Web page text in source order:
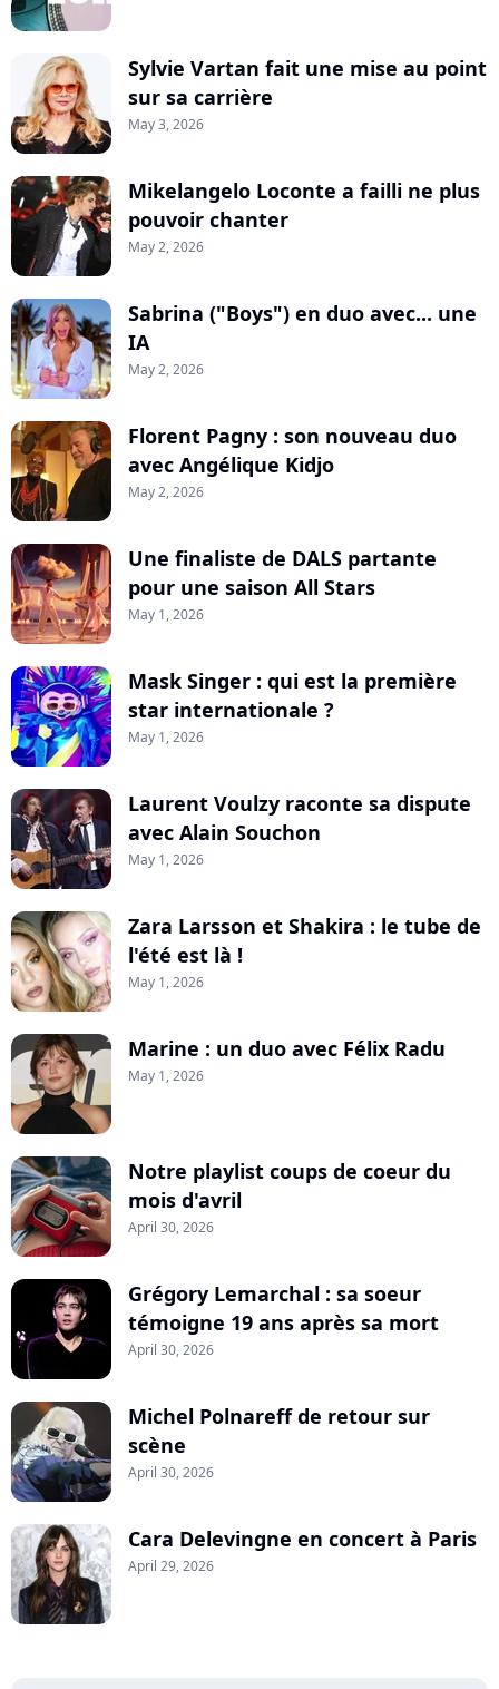
Sylvie Vartan fait une mise au point
sur sa carrière
May 3, 2026
Mikelangelo Loconte a failli ne plus
pouvoir chanter
May 2, 2026
Sabrina ("Boys") en duo avec... une
IA
May 2, 2026
Florent Pagny : son nouveau duo
avec Angélique Kidjo
May 2, 2026
Une finaliste de DALS partante
pour une saison All Stars
May 1, 2026
Mask Singer : qui est la première
star internationale ?
May 1, 2026
Laurent Voulzy raconte sa dispute
avec Alain Souchon
May 1, 2026
Zara Larsson et Shakira : le tube de
l'été est là !
May 1, 2026
Marine : un duo avec Félix Radu
May 1, 2026
Notre playlist coups de coeur du
mois d'avril
April 30, 2026
Grégory Lemarchal : sa soeur
témoigne 19 ans après sa mort
April 30, 2026
Michel Polnareff de retour sur
scène
April 30, 2026
Cara Delevingne en concert à Paris
April 29, 2026